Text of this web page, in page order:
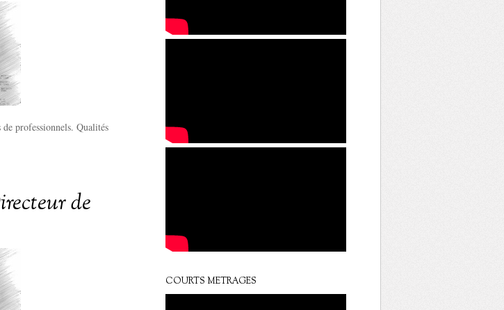
professionnels. Qualités
de
COURTS METRAGES